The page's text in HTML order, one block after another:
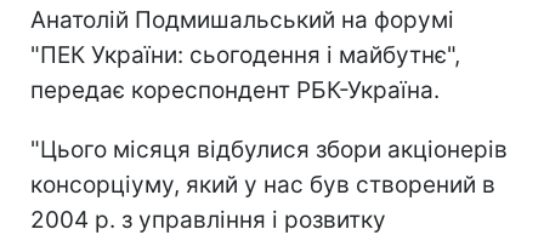
Анатолій Подмишальський на форумі
"ПЕК України: сьогодення і майбутнє",
передає кореспондент РБК-Україна.
"Цього місяця відбулися збори акціонерів
консорціуму, який у нас був створений в
2004 р. з управління і розвитку